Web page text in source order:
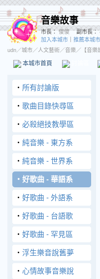
音樂故事
市長： 傻傻 副市長：
加入本城市
推薦本城市
udn／城市／人文藝術／音樂／ 【音
本城市首頁
‧ 所有討論版
‧ 歌曲目錄快尋區
‧ 必殺絕技教學區
‧ 純音樂 - 東方系
‧ 純音樂 - 世界系
‧ 好歌曲 - 華語系
‧ 好歌曲 - 外語系
‧ 好歌曲 - 台語歌
‧ 好歌曲 - 罕見區
‧ 浮生樂音說舊夢
‧ 心情故事音樂說